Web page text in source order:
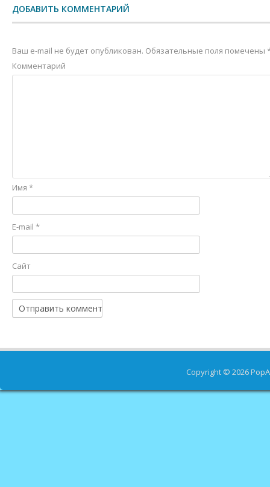
ДОБАВИТЬ КОММЕНТАРИЙ
Ваш e-mail не будет опубликован. Обязательные поля помечены
Комментарий
Имя *
E-mail *
Сайт
Copyright © 2026